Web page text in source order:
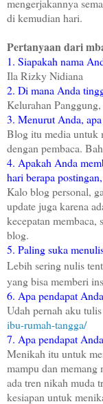
mengerjakannya
di kemudian hari.
Pertanyaan dari
1. Siapakah nama
Ila Rizky Nidiana
2. Di mana Anda
Kelurahan
3. Menurut Anda,
Blog itu media untuk
dengan pembaca.
4. Apakah Anda
hari berapa
Kalo blog personal,
update juga karena
kecepatan membaca,
blog.
5. Paling suka
Lebih sering nulis
yang bisa memberi
6. Apa pendapat
Udah pernah aku
ibu-rumah-tangga/
7. Apa pendapat
Menikah itu untuk
mampu dan memang
ada tren nikah muda
kesiapan untuk